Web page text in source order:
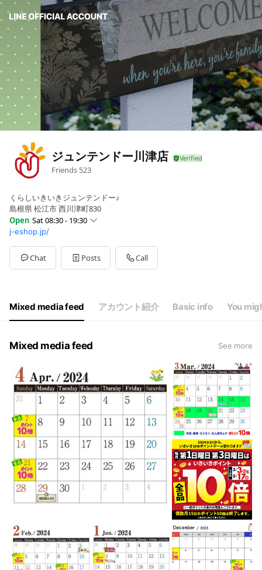
ジュンテンドー川津店
Friends 523
くらしいきいきジュンテンドー♪
島根県 松江市 西川津町830
Open Sat 08:30 - 19:30
Mon08:30 - 19:30
Tue08:30 - 19:30
Wed08:30 - 19:30
Thu08:30 - 19:30
Sun
08:30 - 19:30
j-eshop.jp/
Chat Posts Call
Mixed media feed アカウント紹介 Basic info You
Mixed media feed See more